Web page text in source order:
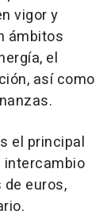
vigor y
ámbitos
el
así como
el principal
intercambio
euros,